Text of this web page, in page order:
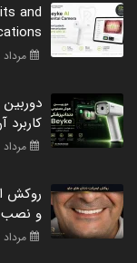
and
مرداد 9, 1405
کاربرد
مرداد 8, 1405
و نصب
مرداد 7, 1405